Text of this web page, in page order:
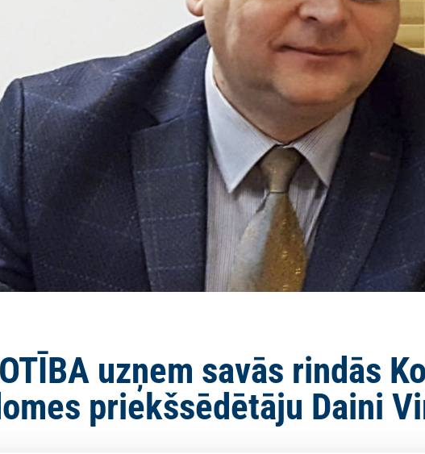
uzņem savās rindās
priekšsēdētāju Daini